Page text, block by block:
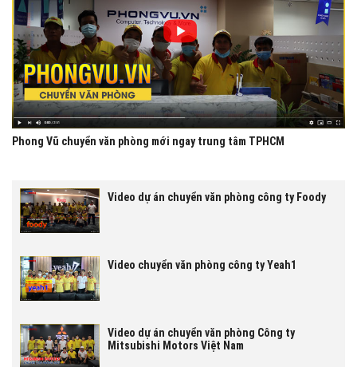
Phong Vũ chuyển văn phòng mới ngay trung tâm TPHCM
Video dự án chuyển văn phòng công ty Foody
Video chuyển văn phòng công ty Yeah1
Video dự án chuyển văn phòng Công ty
Mitsubishi Motors Việt Nam